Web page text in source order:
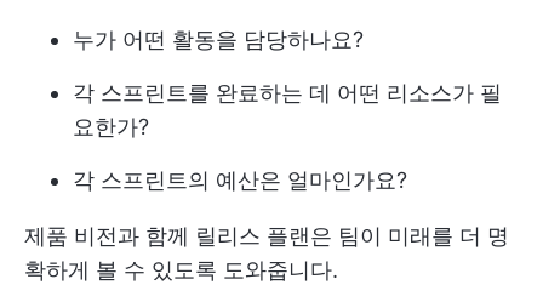
누가 어떤 활동을 담당하나요?
각 스프린트를 완료하는 데 어떤 리소스가 필
요한가?
각 스프린트의 예산은 얼마인가요?
제품 비전과 함께 릴리스 플랜은 팀이 미래를 더 명
확하게 볼 수 있도록 도와줍니다.